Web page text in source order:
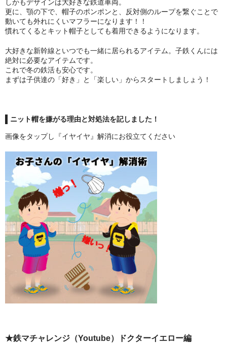
しかもデザインは大好きな鉄道車両。
更に、顎の下で、帽子のポンポンと、反対側のループを繋ぐことで
動いても外れにくいマフラーになります！！
慣れてくるとキット帽子としても着用できるようになります。
大好きな新幹線といつでも一緒に居られるアイテム。子鉄くんには
絶対に必要なアイテムです。
これで冬の鉄活も安心です。
まずは子供達の「好き」と「楽しい」からスタートしましょう！
ニット帽を嫌がる理由と対処法を記しました！
画像をタップし『イヤイヤ』解消にお役立てください
★鉄マチャレンジ（Youtube）ドクターイエロー編